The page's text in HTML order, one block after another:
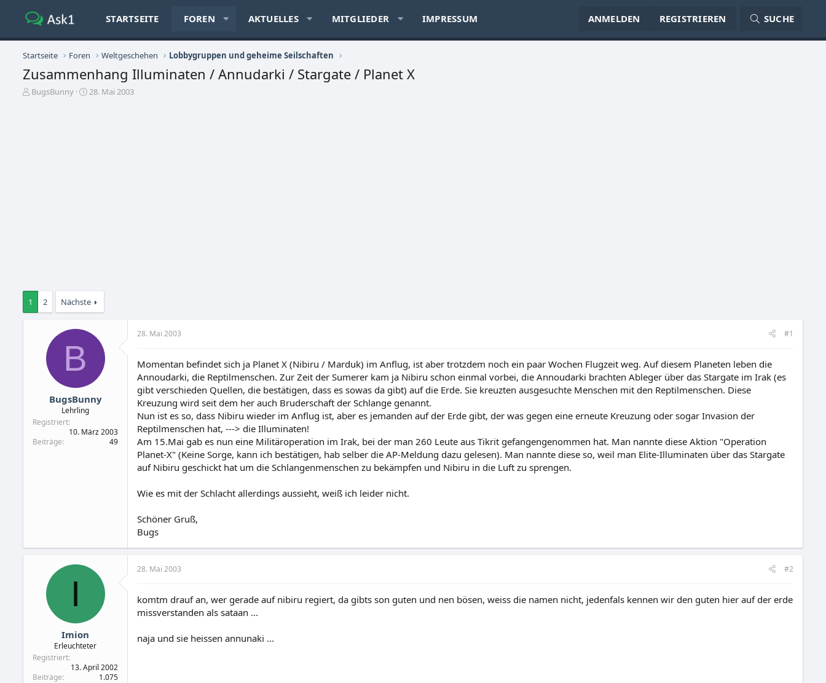
STARTSEITE FOREN AKTUELLES MITGLIEDER IMPRESSUM ANMELDEN REGISTRIEREN SUCHE
Startseite Foren Weltgeschehen Lobbygruppen und geheime Seilschaften
Zusammenhang Illuminaten / Annudarki / Stargate / Planet X
E
BugsBunny
E
28. Mai 2003
1 2 Nächste
B
BugsBunny
Lehrling
Registriert
10. März 2003
Beiträge
49
28. Mai 2003 #1
Momentan befindet sich ja Planet X (Nibiru / Marduk) im Anflug, ist aber trotzdem noch ein paar Wochen Flugzeit weg. Auf diesem Planeten leben die
Annoudarki, die Reptilmenschen. Zur Zeit der Sumerer kam ja Nibiru schon einmal vorbei, die Annoudarki brachten Ableger über das Stargate im Irak (es
gibt verschieden Quellen, die bestätigen, dass es sowas da gibt) auf die Erde. Sie kreuzten ausgesuchte Menschen mit den Reptilmenschen. Diese
Kreuzung wird seit dem her auch Bruderschaft der Schlange genannt.
Nun ist es so, dass Nibiru wieder im Anflug ist, aber es jemanden auf der Erde gibt, der was gegen eine erneute Kreuzung oder sogar Invasion der
Reptilmenschen hat, ---> die Illuminaten!
Am 15.Mai gab es nun eine Militäroperation im Irak, bei der man 260 Leute aus Tikrit gefangengenommen hat. Man nannte diese Aktion "Operation
Planet-X" (Keine Sorge, kann ich bestätigen, hab selber die AP-Meldung dazu gelesen). Man nannte diese so, weil man Elite-Illuminaten über das Stargate
auf Nibiru geschickt hat um die Schlangenmenschen zu bekämpfen und Nibiru in die Luft zu sprengen.
Wie es mit der Schlacht allerdings aussieht, weiß ich leider nicht.
Schöner Gruß,
Bugs
I
Imion
Erleuchteter
Registriert
13. April 2002
Beiträge
1.075
28. Mai 2003 #2
komtm drauf an, wer gerade auf nibiru regiert, da gibts son guten und nen bösen, weiss die namen nicht, jedenfals kennen wir den guten hier auf der erde
missverstanden als sataan ...
naja und sie heissen annunaki ...